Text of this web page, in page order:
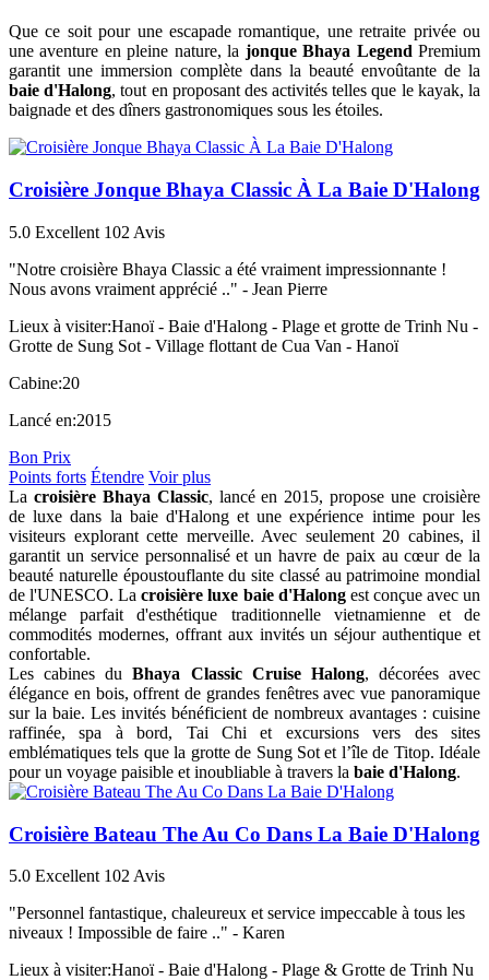
Que ce soit pour une escapade romantique, une retraite privée ou
une aventure en pleine nature, la jonque Bhaya Legend Premium
garantit une immersion complète dans la beauté envoûtante de la
baie d'Halong, tout en proposant des activités telles que le kayak, la
baignade et des dîners gastronomiques sous les étoiles.
Croisière Jonque Bhaya Classic À La Baie D'Halong
5.0 Excellent 102 Avis
"Notre croisière Bhaya Classic a été vraiment impressionnante !
Nous avons vraiment apprécié .." - Jean Pierre
Lieux à visiter:Hanoï - Baie d'Halong - Plage et grotte de Trinh Nu -
Grotte de Sung Sot - Village flottant de Cua Van - Hanoï
Cabine:20
Lancé en:2015
Bon Prix
Points forts Étendre Voir plus
La croisière Bhaya Classic, lancé en 2015, propose une croisière
de luxe dans la baie d'Halong et une expérience intime pour les
visiteurs explorant cette merveille. Avec seulement 20 cabines, il
garantit un service personnalisé et un havre de paix au cœur de la
beauté naturelle époustouflante du site classé au patrimoine mondial
de l'UNESCO. La croisière luxe baie d'Halongest conçue avec un
mélange parfait d'esthétique traditionnelle vietnamienne et de
commodités modernes, offrant aux invités un séjour authentique et
confortable.
Les cabines duBhaya Classic Cruise Halong, décorées avec
élégance en bois, offrent de grandes fenêtres avec vue panoramique
sur la baie. Les invités bénéficient de nombreux avantages : cuisine
raffinée, spa à bord, Tai Chi et excursions vers des sites
emblématiques tels que la grotte de Sung Sot et l’île de Titop. Idéale
pour un voyage paisible et inoubliable à travers la baie d'Halong.
Croisière Bateau The Au Co Dans La Baie D'Halong
5.0 Excellent 102 Avis
"Personnel fantastique, chaleureux et service impeccable à tous les
niveaux ! Impossible de faire .." - Karen
Lieux à visiter:Hanoï - Baie d'Halong - Plage & Grotte de Trinh Nu